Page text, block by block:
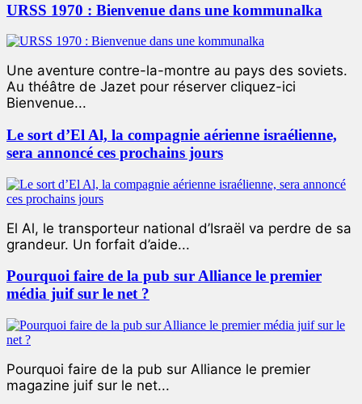
URSS 1970 : Bienvenue dans une kommunalka
Une aventure contre-la-montre au pays des soviets.
Au théâtre de Jazet pour réserver cliquez-ici
Bienvenue...
Le sort d’El Al, la compagnie aérienne israélienne,
sera annoncé ces prochains jours
El Al, le transporteur national d’Israël va perdre de sa
grandeur. Un forfait d’aide...
Pourquoi faire de la pub sur Alliance le premier
média juif sur le net ?
Pourquoi faire de la pub sur Alliance le premier
magazine juif sur le net...